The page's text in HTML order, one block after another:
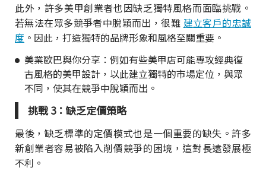
此外，許多美甲創業者也因缺乏獨特風格而面臨挑戰。
若無法在眾多競爭者中脫穎而出，很難 建立客戶的忠誠
度 。因此，打造獨特的品牌形象和風格至關重要。
美業歐巴與你分享：例如有些美甲店可能專攻經典復
古風格的美甲設計，以此建立獨特的市場定位，與眾
不同，使其在競爭中脫穎而出。
挑戰 3：缺乏定價策略
最後，缺乏標準的定價模式也是一個重要的缺失。許多
新創業者容易被陷入削價競爭的困境，這對長遠發展極
不利。